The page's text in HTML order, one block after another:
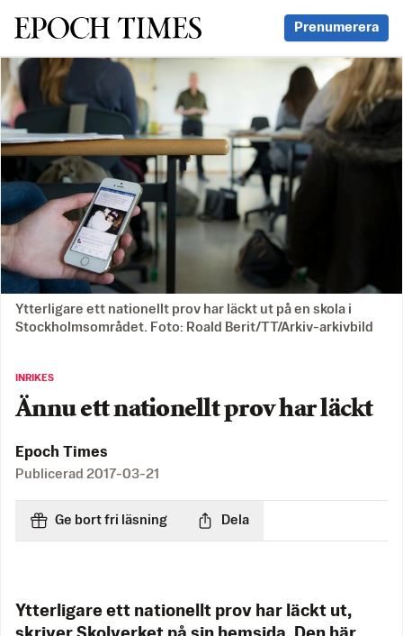
Svenska Epoch Times Prenumerera
Ytterligare ett nationellt prov har läckt ut på en skola i
Stockholmsområdet. Foto: Roald Berit/TT/Arkiv-arkivbild
INRIKES
Ännu ett nationellt prov har läckt
Epoch Times
Publicerad 2017-03-21
Ge bort fri läsning Dela
Ytterligare ett nationellt prov har läckt ut,